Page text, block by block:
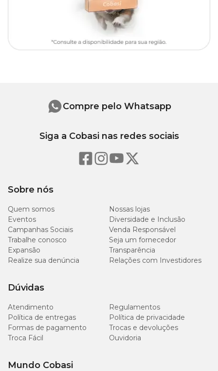
Sobre nós
Quem somos
Nossas lojas
Eventos
Diversidade e Inclusão
Campanhas Sociais
Venda Responsável
Trabalhe conosco
Seja um fornecedor
Expansão
Transparência
Realize sua denúncia
Relações com Investidores
Dúvidas
Atendimento
Regulamentos
Política de entregas
Política de privacidade
Formas de pagamento
Trocas e devoluções
Troca Fácil
Ouvidoria
Mundo Cobasi
Compre pelo Whatsapp
Siga a Cobasi nas redes sociais